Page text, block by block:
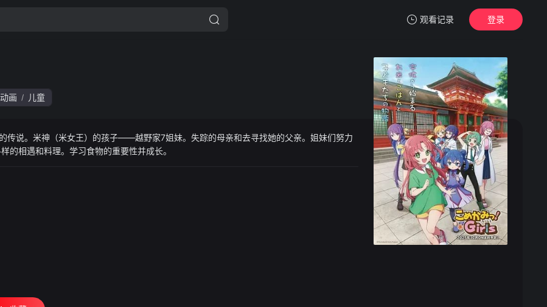
观看记录
暂无观看影片的记录
登录
动画 / 儿童
传说。米神（米女王）的孩子——越野家7姐妹。失踪的母亲和去寻找她的父亲。姐妹们努力
的相遇和料理。学习食物的重要性并成长。